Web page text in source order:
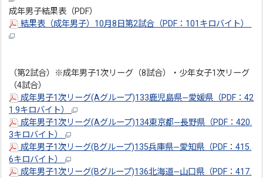
成年男子結果表（PDF）
結果表（成年男子）10月8日第2試合（PDF：101キロバイト）
（第2試合）※成年男子1次リーグ（8試合）・少年女子1次リーグ
（4試合）
成年男子1次リーグ(Aグループ)133鹿児島県―愛媛県（PDF：42
1.9キロバイト）
成年男子1次リーグ(Aグループ)134東京都―長野県（PDF：420.
3キロバイト）
成年男子1次リーグ(Bグループ)135兵庫県―愛知県（PDF：415.
6キロバイト）
成年男子1次リーグ(Bグループ)136北海道―山口県（PDF：417.